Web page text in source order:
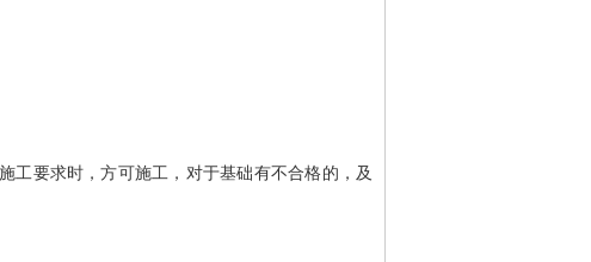
要求时，方可施工，对于基础有不合格的，及